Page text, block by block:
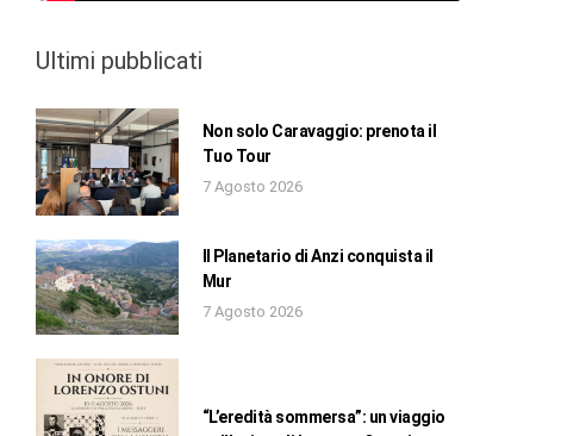
Ultimi pubblicati
Non solo Caravaggio: prenota il
Tuo Tour
7 Agosto 2026
Il Planetario di Anzi conquista il
Mur
7 Agosto 2026
“L’eredità sommersa”: un viaggio